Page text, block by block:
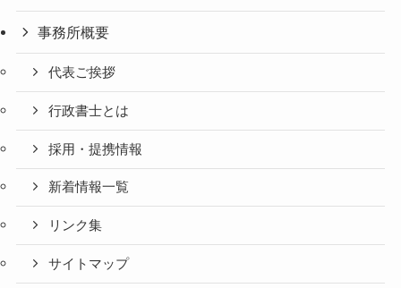
事務所概要
代表ご挨拶
行政書士とは
採用・提携情報
新着情報一覧
リンク集
サイトマップ